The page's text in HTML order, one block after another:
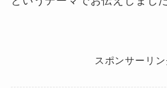
スポンサーリン